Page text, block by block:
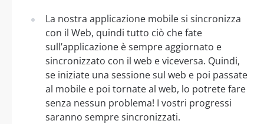
La nostra applicazione mobile si sincronizza
con il Web, quindi tutto ciò che fate
sull’applicazione è sempre aggiornato e
sincronizzato con il web e viceversa. Quindi,
se iniziate una sessione sul web e poi passate
al mobile e poi tornate al web, lo potrete fare
senza nessun problema! I vostri progressi
saranno sempre sincronizzati.